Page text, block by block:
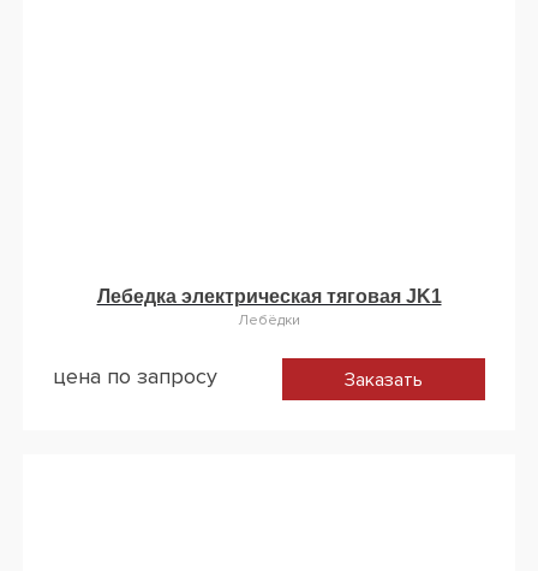
Лебедка электрическая тяговая JK1
Лебёдки
цена по запросу Заказать